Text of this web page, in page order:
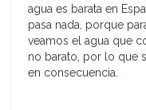
agua es barata en
pasa nada, porque
veamos el agua que
no barato, por lo que
en consecuencia.